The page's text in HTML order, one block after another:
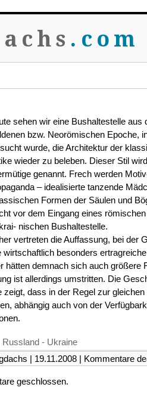
.com
sehen wir eine Bushaltestelle aus
bzw. Neorömischen Epoche,
wurde, die Architektur der
wieder zu beleben. Dieser Stil
genannt. Frech werden
– idealisierte tanzende
Formen der Säulen und
vor dem Eingang eines
nischen Bushaltestelle.
vertreten die Auffassung, bei der
besonders ertragreiche
hätten demnach sich auch größere
ist allerdings umstritten. Die
zeigt, dass in der Regel zur gleichen
abhängig auch von der
Russland - Ukraine
| 19.11.2008 | Kommentare
geschlossen.